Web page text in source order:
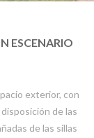
ESCENARIO
exterior, con
de las
de las sillas